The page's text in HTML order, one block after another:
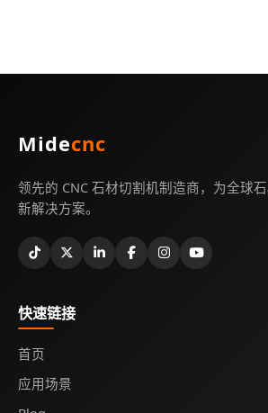
Midecnc
领先的 CNC 石材切割机制造商，为全球
新解决方案。
快速链接
首页
应用场景